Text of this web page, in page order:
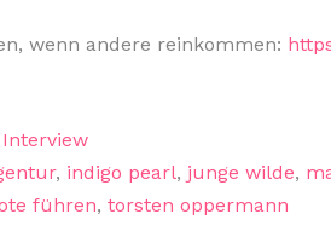
wenn andere reinkommen:
Interview
, indigo pearl, junge wilde,
führen, torsten oppermann